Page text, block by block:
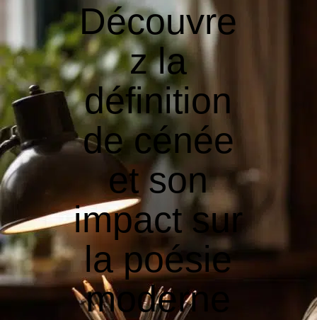
Découvre
z la
définition
de cénée
et son
impact sur
la poésie
moderne